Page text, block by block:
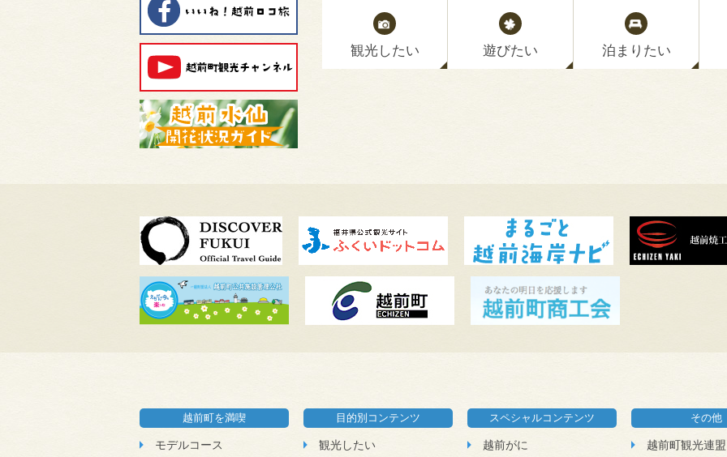
観光したい 遊びたい 泊まりたい
越前町を満喫
モデルコース
目的別コンテンツ
観光したい
スペシャルコンテンツ
越前がに
その他
越前町観光連